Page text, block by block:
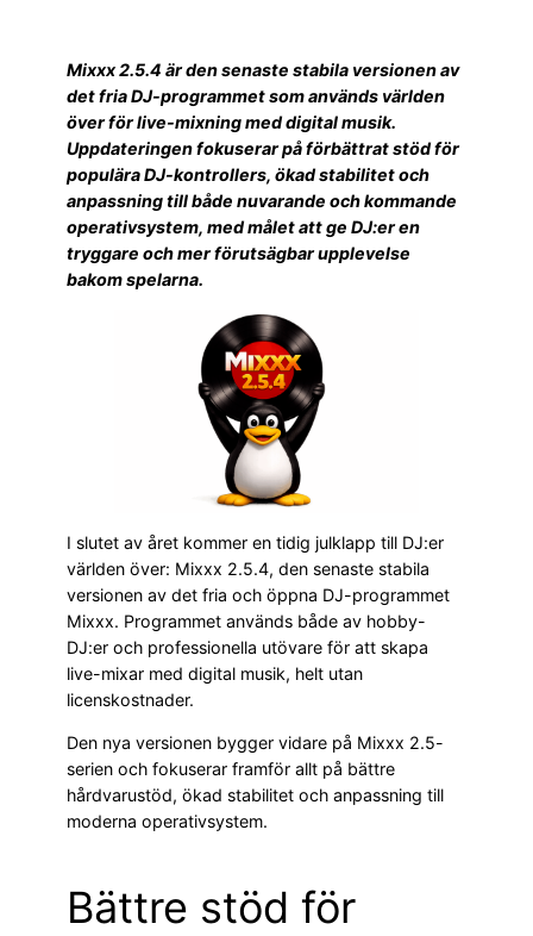
Mixxx 2.5.4 är den senaste stabila versionen av
det fria DJ-programmet som används världen
över för live-mixning med digital musik.
Uppdateringen fokuserar på förbättrat stöd för
populära DJ-kontrollers, ökad stabilitet och
anpassning till både nuvarande och kommande
operativsystem, med målet att ge DJ:er en
tryggare och mer förutsägbar upplevelse
bakom spelarna.
I slutet av året kommer en tidig julklapp till DJ:er
världen över: Mixxx 2.5.4, den senaste stabila
versionen av det fria och öppna DJ-programmet
Mixxx. Programmet används både av hobby-
DJ:er och professionella utövare för att skapa
live-mixar med digital musik, helt utan
licenskostnader.
Den nya versionen bygger vidare på Mixxx 2.5-
serien och fokuserar framför allt på bättre
hårdvarustöd, ökad stabilitet och anpassning till
moderna operativsystem.
Bättre stöd för